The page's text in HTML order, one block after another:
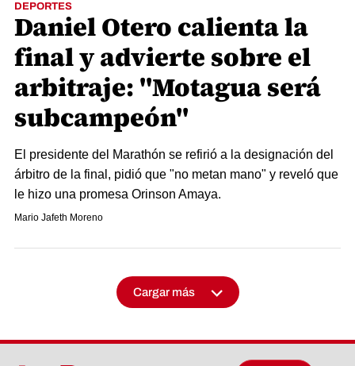
DEPORTES
Daniel Otero calienta la
final y advierte sobre el
arbitraje: "Motagua será
subcampeón"
El presidente del Marathón se refirió a la designación del
árbitro de la final, pidió que "no metan mano" y reveló que
le hizo una promesa Orinson Amaya.
Mario Jafeth Moreno
Cargar más